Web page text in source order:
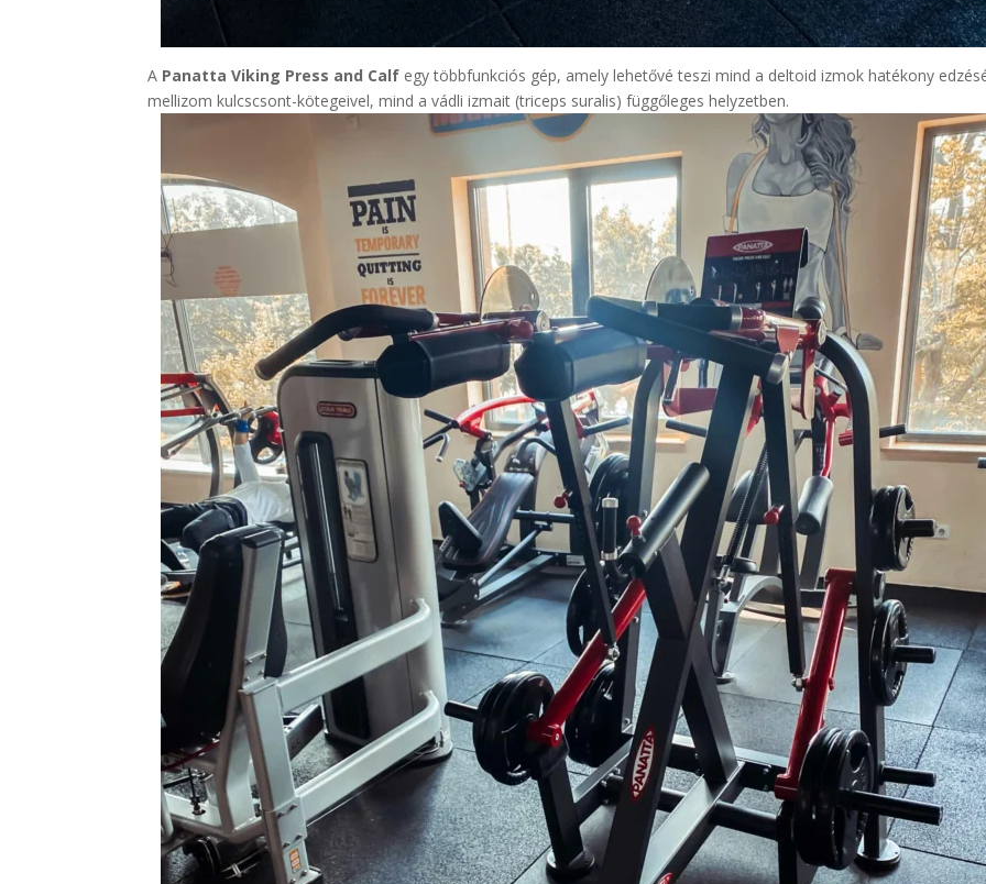
A Panatta Viking Press and Calf egy többfunkciós gép, amely lehetővé teszi mind a deltoid izmok hatékony
mellizom kulcscsont-kötegeivel, mind a vádli izmait (triceps suralis) függőleges helyzetben.